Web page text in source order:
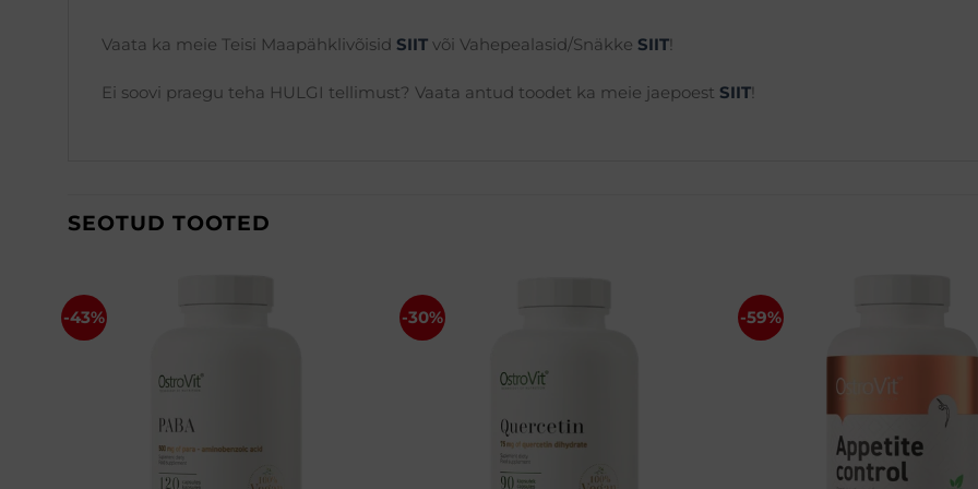
Vaata ka meie Teisi Maapähklivõisid SIIT või Vahepealasid/Snäkke SIIT!
Ei soovi praegu teha HULGI tellimust? Vaata antud toodet ka meie jaepoest SIIT!
SEOTUD TOOTED
-43% -30% -59%